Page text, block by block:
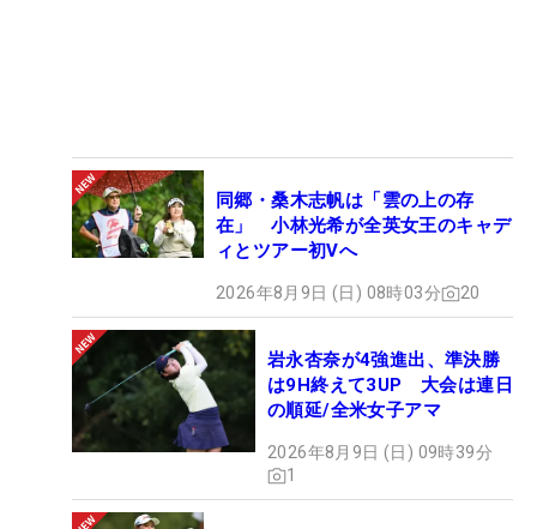
同郷・桑木志帆は「雲の上の存
在」 小林光希が全英女王のキャデ
ィとツアー初Vへ
2026年8月9日 (日) 08時03分 20
岩永杏奈が4強進出、準決勝
は9H終えて3UP 大会は連日
の順延/全米女子アマ
2026年8月9日 (日) 09時39分
1